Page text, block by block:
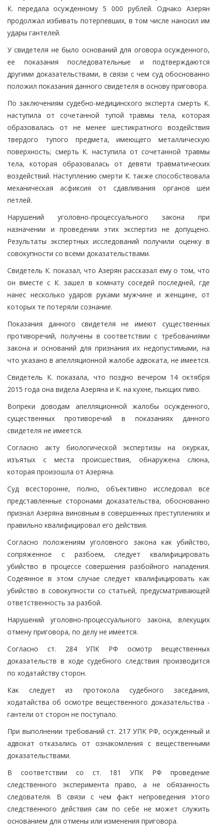
К. передала осужденному 5 000 рублей. Однако Азерян
продолжал избивать потерпевших, в том числе наносил им
удары гантелей.
У свидетеля не было оснований для оговора осужденного,
ее показания последовательные и подтверждаются
другими доказательствами, в связи с чем суд обоснованно
положил показания данного свидетеля в основу приговора.
По заключениям судебно-медицинского эксперта смерть К.
наступила от сочетанной тупой травмы тела, которая
образовалась от не менее шестикратного воздействия
твердого тупого предмета, имеющего металлическую
поверхность; смерть К. наступила от сочетанной травмы
тела, которая образовалась от девяти травматических
воздействий. Наступлению смерти К. также способствовала
механическая асфиксия от сдавливания органов шеи
петлей.
Нарушений уголовно-процессуального закона при
назначении и проведении этих экспертиз не допущено.
Результаты экспертных исследований получили оценку в
совокупности со всеми доказательствами.
Свидетель К. показал, что Азерян рассказал ему о том, что
он вместе с К. зашел в комнату соседей последней, где
нанес несколько ударов руками мужчине и женщине, от
которых те потеряли сознание.
Показания данного свидетеля не имеют существенных
противоречий, получены в соответствии с требованиями
закона и оснований для признания их недопустимыми, на
что указано в апелляционной жалобе адвоката, не имеется.
Свидетель К. показала, что поздно вечером 14 октября
2015 года она видела Азеряна и К. на кухне, пьющих пиво.
Вопреки доводам апелляционной жалобы осужденного,
существенных противоречий в показаниях данного
свидетеля не имеется.
Согласно акту биологической экспертизы на окурках,
изъятых с места происшествия, обнаружена слюна,
которая произошла от Азеряна.
Суд всесторонне, полно, объективно исследовал все
представленные сторонами доказательства, обоснованно
признал Азеряна виновным в совершенных преступлениях и
правильно квалифицировал его действия.
Согласно положениям уголовного закона как убийство,
сопряженное с разбоем, следует квалифицировать
убийство в процессе совершения разбойного нападения.
Содеянное в этом случае следует квалифицировать как
убийство в совокупности со статьей, предусматривающей
ответственность за разбой.
Нарушений уголовно-процессуального закона, влекущих
отмену приговора, по делу не имеется.
Согласно ст. 284 УПК РФ осмотр вещественных
доказательств в ходе судебного следствия производится
по ходатайству сторон.
Как следует из протокола судебного заседания,
ходатайства об осмотре вещественного доказательства -
гантели от сторон не поступало.
При выполнении требований ст. 217 УПК РФ, осужденный и
адвокат отказались от ознакомления с вещественными
доказательствами.
В соответствии со ст. 181 УПК РФ проведение
следственного эксперимента право, а не обязанность
следователя. В связи с чем факт непроведения этого
следственного действия сам по себе не может служить
основанием для отмены или изменения приговора.